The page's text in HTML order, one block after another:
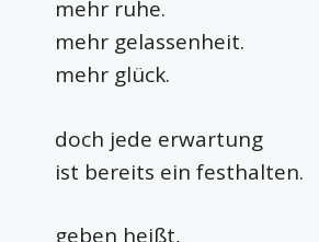
mehr ruhe.
mehr gelassenheit.
mehr glück.
doch jede erwartung
ist bereits ein festhalten.
geben heißt,